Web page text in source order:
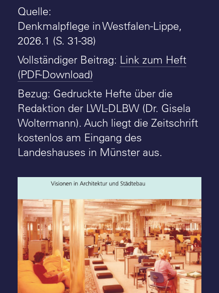
Quelle:
Denkmalpflege in Westfalen-Lippe,
2026.1 (S. 31-38)
Vollständiger Beitrag: Link zum Heft
(PDF-Download)
Bezug: Gedruckte Hefte über die
Redaktion der LWL-DLBW (Dr. Gisela
Woltermann). Auch liegt die Zeitschrift
kostenlos am Eingang des
Landeshauses in Münster aus.
Denkmalpflege in Westfalen-Lippe: Heft
2026/1 (Cover) - Foto: LWL-DLBW